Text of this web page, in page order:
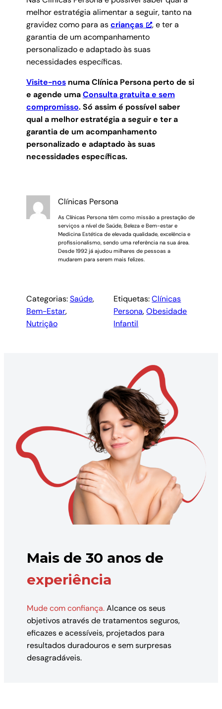
melhor estratégia alimentar a seguir, tanto na
gravidez como para ascrianças
, e ter a
garantia de um acompanhamento
personalizado e adaptado às suas
necessidades específicas.
Visite-nosnuma Clínica Persona perto de si
e agende umaConsulta gratuita e sem
compromisso. Só assim é possível saber
qual a melhor estratégia a seguir e ter a
garantia de um acompanhamento
personalizado e adaptado às suas
necessidades específicas.
Clínicas Persona
As Clínicas Persona têm como missão a prestação de
serviços a nível de Saúde, Beleza e Bem-estar e
Medicina Estética de elevada qualidade, excelência e
profissionalismo, sendo uma referência na sua área.
Desde 1992 já ajudou milhares de pessoas a
mudarem para serem mais felizes.
Categorias:Saúde,
Bem-Estar,
Nutrição
Etiquetas:Clínicas
Persona, Obesidade
Infantil
Mais de 30 anos de
experiência
Mude com confiança.Alcance os seus
objetivos através de tratamentos seguros,
eficazes e acessíveis, projetados para
resultados duradouros e sem surpresas
desagradáveis.